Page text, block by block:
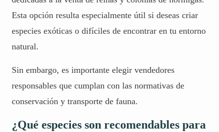
Esta opción resulta especialmente útil si deseas criar
especies exóticas o difíciles de encontrar en tu entorno
natural.
Sin embargo, es importante elegir vendedores
responsables que cumplan con las normativas de
conservación y transporte de fauna.
¿Qué especies son recomendables para